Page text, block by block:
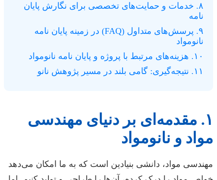
۸. خدمات و حمایت‌های تخصصی برای نگارش پایان
نامه
۹. پرسش‌های متداول (FAQ) در زمینه پایان نامه
نانومواد
۱۰. هزینه‌های مرتبط با پروژه و پایان نامه نانومواد
۱۱. نتیجه‌گیری: گامی بلند در مسیر پژوهش نانو
۱. مقدمه‌ای بر دنیای مهندسی
مواد و نانومواد
مهندسی مواد، دانشی بنیادین است که به ما امکان می‌دهد